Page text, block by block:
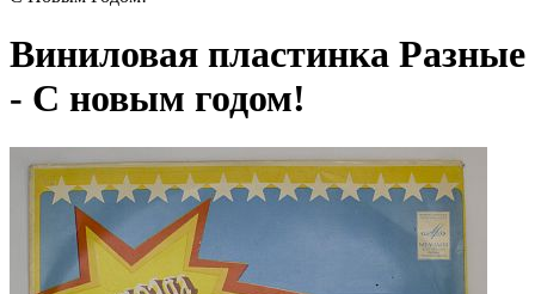
Виниловая пластинка Разные
- С новым годом!